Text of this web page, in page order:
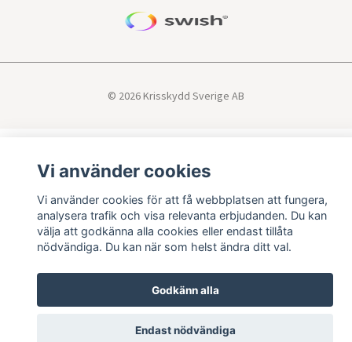
© 2026 Krisskydd Sverige AB
Vi använder cookies
Vi använder cookies för att få webbplatsen att fungera,
analysera trafik och visa relevanta erbjudanden. Du kan
välja att godkänna alla cookies eller endast tillåta
nödvändiga. Du kan när som helst ändra ditt val.
Godkänn alla
Endast nödvändiga